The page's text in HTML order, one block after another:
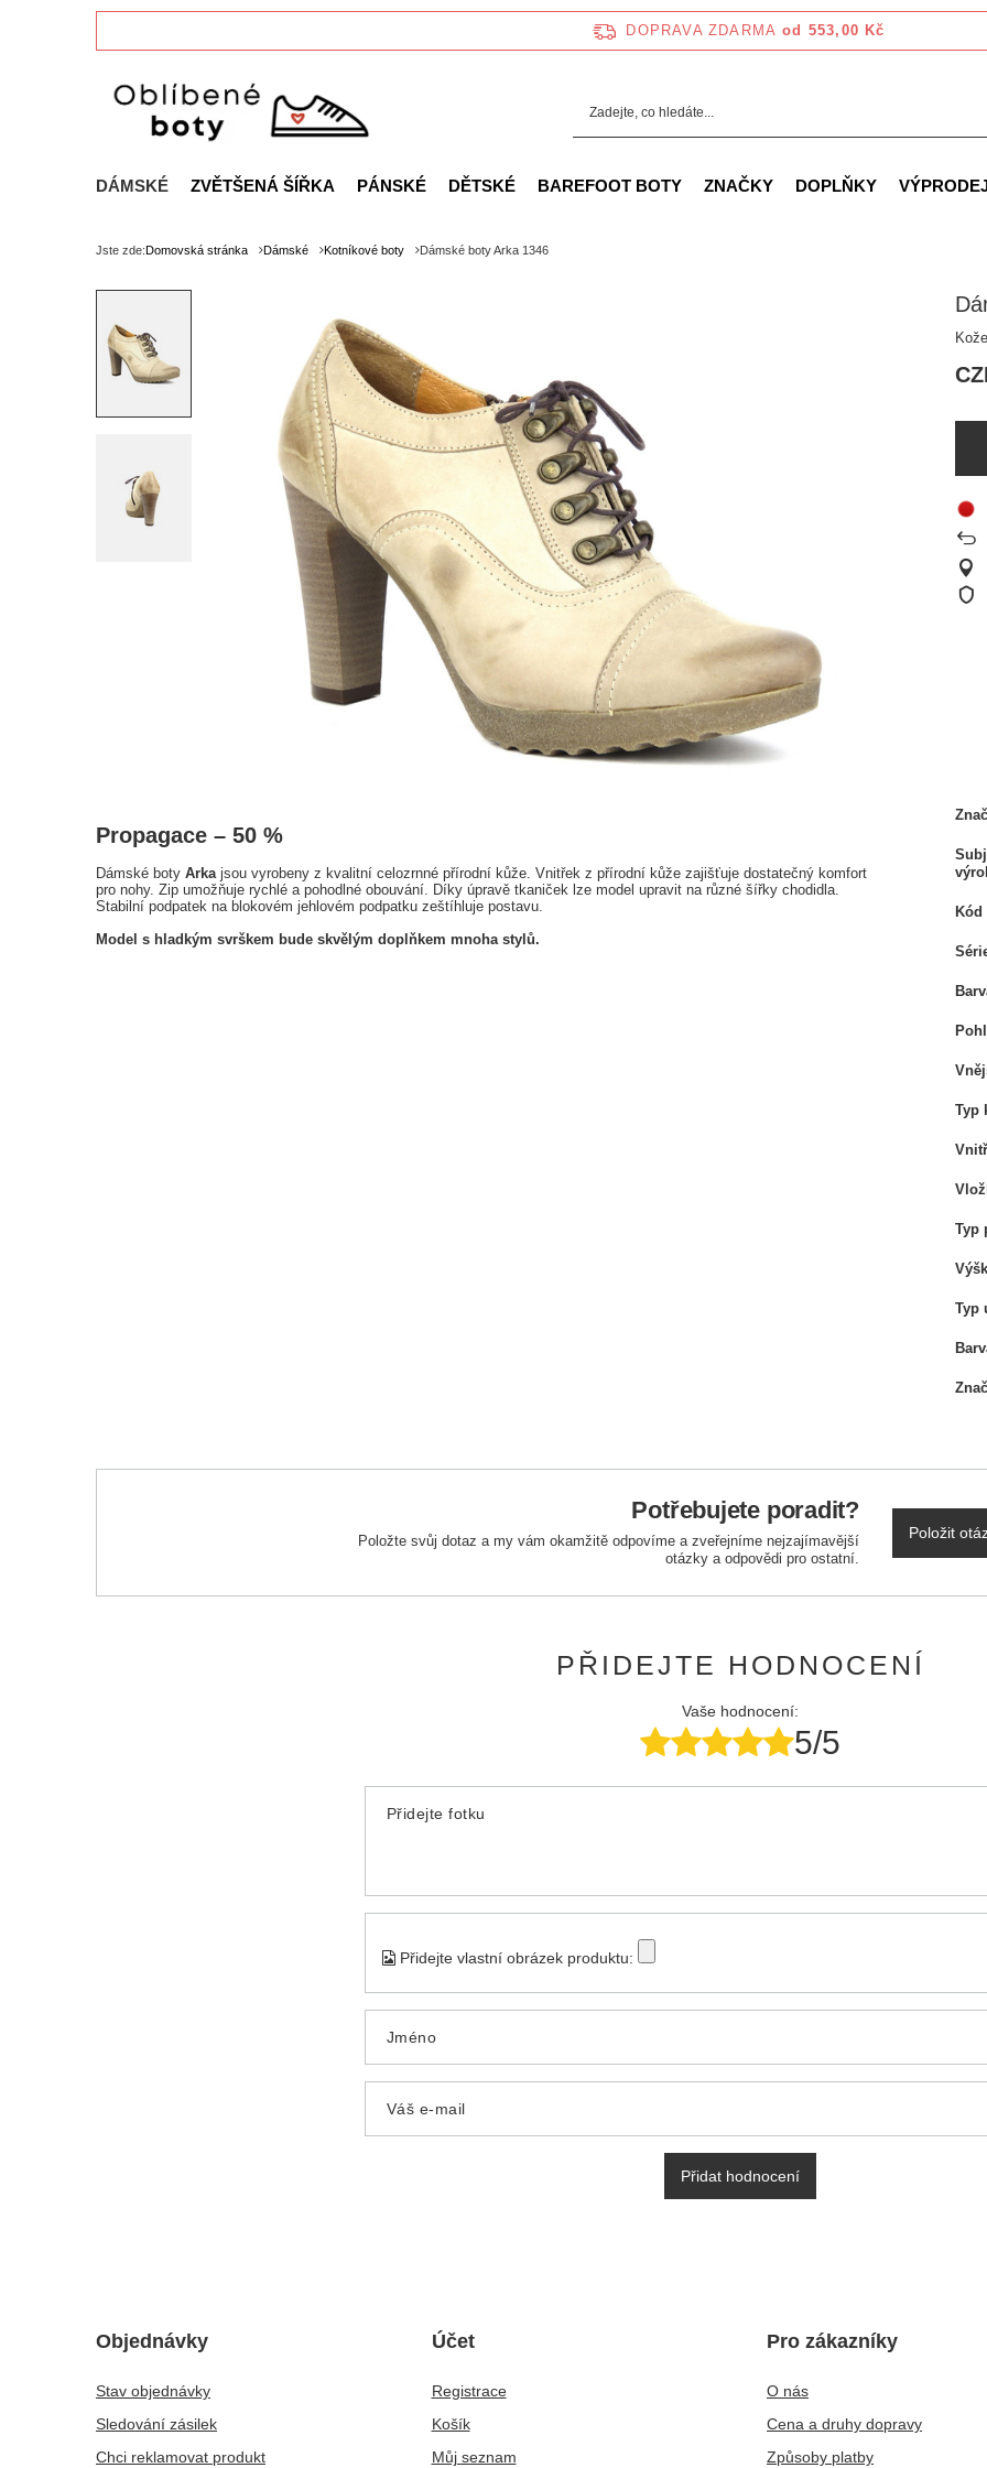
DOPRAVA ZDARMA od 553,00 Kč
DÁMSKÉ ZVĚTŠENÁ ŠÍŘKA PÁNSKÉ DĚTSKÉ BAREFOOT BOTY ZNAČKY DOPLŇKY
Jste zde:Domovská stránka Dámské Kotníkové boty Dámské boty Arka 1346
Propagace – 50 %
Dámské boty Arkajsou vyrobeny z kvalitní celozrnné přírodní kůže. Vnitřek z přírodní kůže zajišťuje dostatečný komfort
pro nohy. Zip umožňuje rychlé a pohodlné obouvání. Díky úpravě tkaniček lze model upravit na různé šířky chodidla.
Stabilní podpatek na blokovém jehlovém podpatku zeštíhluje postavu.
Model s hladkým svrškem bude skvělým doplňkem mnoha stylů.
Typ
Typ
Typ
Potřebujete poradit?
Položte svůj dotaz a my vám okamžitě odpovíme a zveřejníme nejzajímavější
otázky a odpovědi pro ostatní.
Položit
PŘIDEJTE HODNOCENÍ
Vaše hodnocení:
5/5
Přidejte fotku
Přidejte vlastní obrázek produktu:
Jméno
Váš e-mail
Přidat hodnocení
Objednávky
Stav objednávky
Sledování zásilek
Chci reklamovat produkt
Účet
Registrace
Košík
Můj seznam
Pro zákazníky
O nás
Cena a druhy dopravy
Způsoby platby